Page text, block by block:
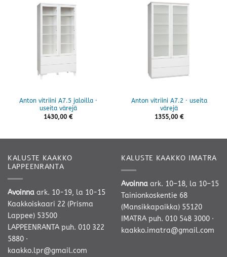
Anton vitriini A7.5 jaloilla ·
useita värejä
1430,00 €
Anton vitriini A7.2 · useita
värejä
1355,00 €
KALUSTE KAAKKO
LAPPEENRANTA
Avoinna ark. 10-19, la 10-15
Kaakkoiskaari 22 (Prisma
Lappee) 53500
LAPPEENRANTA puh. 010 322
5880 ·
kaakko.lpr@gmail.com
KALUSTE KAAKKO IMATRA
Avoinna ark. 10–18, la 10–15
Tainionkoskentie 68
(Mansikkapaikka) 55120
IMATRA puh. 010 548 3000 ·
kaakko.imatra@gmail.com